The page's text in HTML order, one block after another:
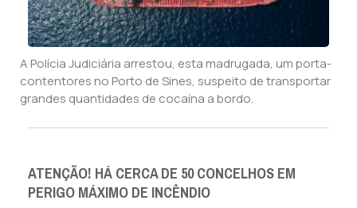
A Polícia Judiciária arrestou, esta madrugada, um porta-
contentores no Porto de Sines, suspeito de transportar
grandes quantidades de cocaína a bordo.
ATENÇÃO! HÁ CERCA DE 50 CONCELHOS EM
PERIGO MÁXIMO DE INCÊNDIO